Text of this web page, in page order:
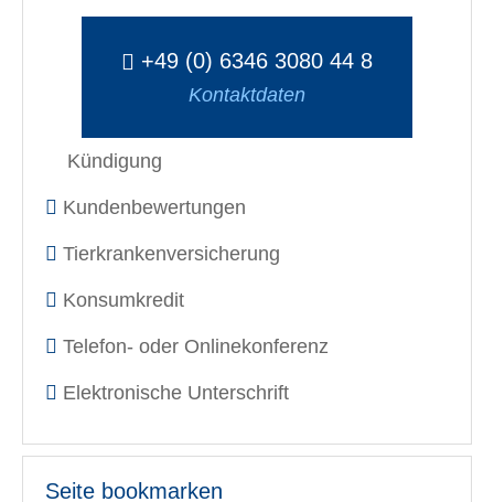
+49 (0) 6346 3080 44 8
Kontaktdaten
Kündigung
Kundenbewertungen
Tierkrankenversicherung
Konsumkredit
Telefon- oder Onlinekonferenz
Elektronische Unterschrift
Seite bookmarken